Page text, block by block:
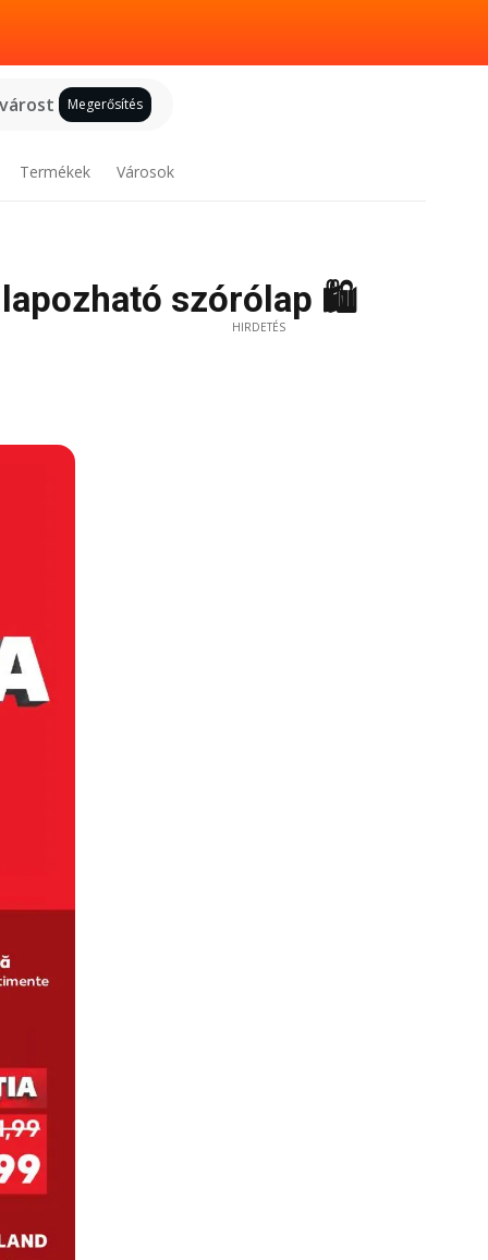
Megerősítés
Termékek Városok
szórólap 🛍️
HIRDETÉS